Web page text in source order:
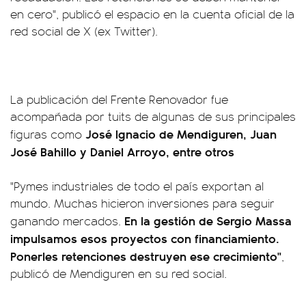
en cero", publicó el espacio en la cuenta oficial de la
red social de X (ex Twitter).
La publicación del Frente Renovador fue
acompañada por tuits de algunas de sus principales
figuras como José Ignacio de Mendiguren, Juan
José Bahillo y Daniel Arroyo, entre otros
"Pymes industriales de todo el país exportan al
mundo. Muchas hicieron inversiones para seguir
ganando mercados. En la gestión de Sergio Massa
impulsamos esos proyectos con financiamiento.
Ponerles retenciones destruyen ese crecimiento",
publicó de Mendiguren en su red social.